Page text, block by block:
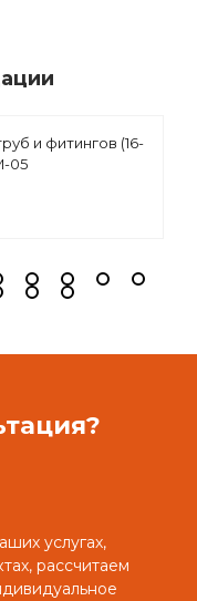
и фитингов (16-
05
услугах,
рассчитаем